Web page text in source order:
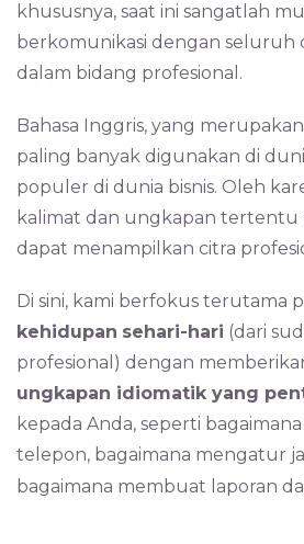
khususnya, saat ini sangatlah
berkomunikasi dengan seluruh
dalam bidang profesional.
Bahasa Inggris, yang
paling banyak digunakan di
populer di dunia bisnis. Oleh
kalimat dan ungkapan
dapat menampilkan citra
Di sini, kami berfokus terutama
kehidupan sehari-hari (dari
profesional) dengan
ungkapan idiomatik yang
kepada Anda, seperti
telepon, bagaimana mengatur
bagaimana membuat laporan